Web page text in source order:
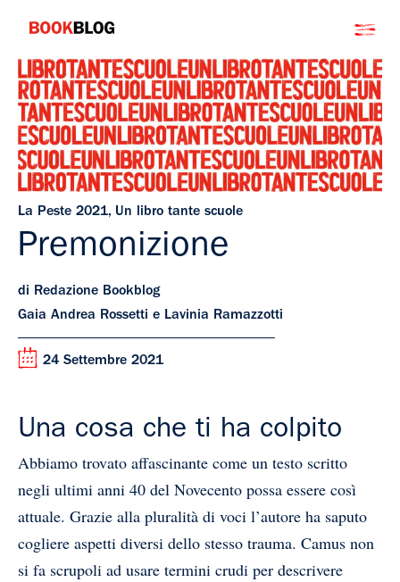
contenuto
Bookblog
La Peste 2021, Un libro tante scuole
Premonizione
di Redazione Bookblog
Gaia Andrea Rossetti e Lavinia Ramazzotti
24 Settembre 2021
Una cosa che ti ha colpito
Abbiamo trovato affascinante come un testo scritto
negli ultimi anni 40 del Novecento possa essere così
attuale. Grazie alla pluralità di voci l’autore ha saputo
cogliere aspetti diversi dello stesso trauma. Camus non
si fa scrupoli ad usare termini crudi per descrivere